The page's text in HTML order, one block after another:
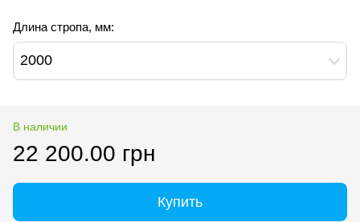
Длина стропа, мм:
2000
В наличии
22 200.00 грн
Купить